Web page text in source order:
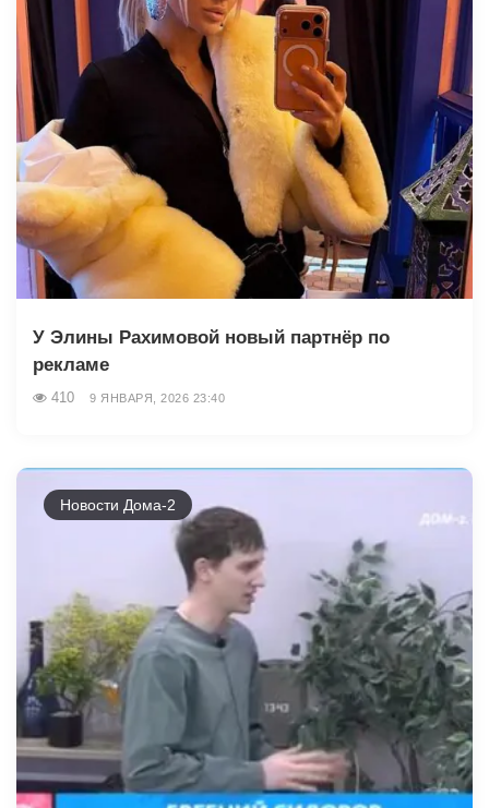
У Элины Рахимовой новый партнёр по
рекламе
410 9 ЯНВАРЯ, 2026 23:40
Новости Дома-2